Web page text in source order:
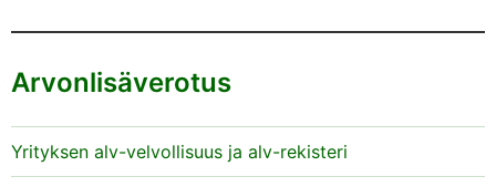
Arvonlisäverotus
Yrityksen alv-velvollisuus ja alv-rekisteri